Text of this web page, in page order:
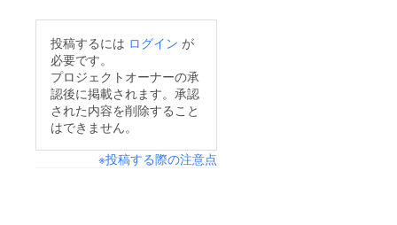
い。万美さんの作品
は、夏休み中小松空港
で展示していただいて
おります！！皆さんか
らのご支援のおかげ
で、書道展、各イベン
トも開催できておりま
すこと、心よりお礼申
た！！！早速、来月か
ら始まるいしかわ応援
書道展を、どうぞお楽
しみに…！！！
山の書道展に！！みな
さま、ぜひジャンピン
にも会いに来てくださ
いね！出演日時
沢駅もてなしドーム
投稿するには ログイン が
必要です。
プロジェクトオーナーの承
認後に掲載されます。承認
された内容を削除すること
はできません。
※投稿する際の注意点